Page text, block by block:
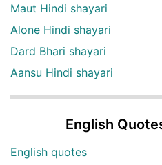
Maut Hindi shayari
Alone Hindi shayari
Dard Bhari shayari
Aansu Hindi shayari
English
English quotes